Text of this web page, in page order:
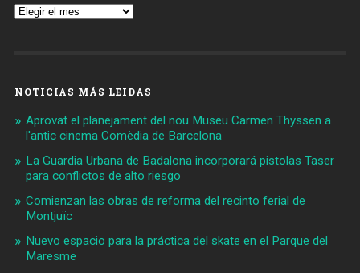
Archivos
NOTICIAS MÁS LEIDAS
Aprovat el planejament del nou Museu Carmen Thyssen a
l'antic cinema Comèdia de Barcelona
La Guardia Urbana de Badalona incorporará pistolas Taser
para conflictos de alto riesgo
Comienzan las obras de reforma del recinto ferial de
Montjuïc
Nuevo espacio para la práctica del skate en el Parque del
Maresme